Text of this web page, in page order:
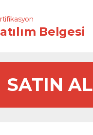
Belgesi
SATIN AL